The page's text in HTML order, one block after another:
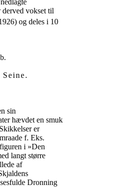
derved vokset til
og deles i 10
.
sin
hævdet en smuk
er
f. Eks.
i »Den
langt større
af
Dronning